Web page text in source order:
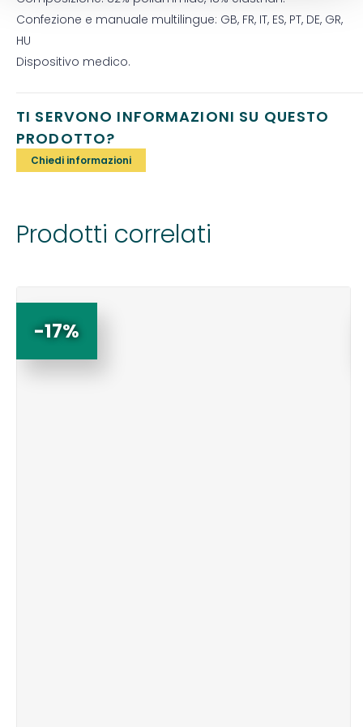
Confezione e manuale multilingue: GB, FR, IT, ES, PT, DE, GR,
HU
Dispositivo medico.
TI SERVONO INFORMAZIONI SU QUESTO
PRODOTTO?
Chiedi informazioni
Prodotti correlati
-17%